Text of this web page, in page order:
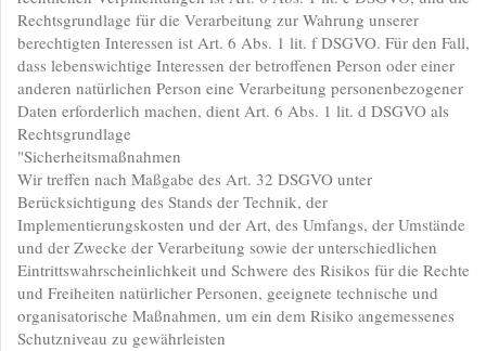
Rechtsgrundlage für die Verarbeitung zur Wahrung unserer
berechtigten Interessen ist Art. 6 Abs. 1 lit. f DSGVO. Für den Fall,
dass lebenswichtige Interessen der betroffenen Person oder einer
anderen natürlichen Person eine Verarbeitung personenbezogener
Daten erforderlich machen, dient Art. 6 Abs. 1 lit. d DSGVO als
Rechtsgrundlage
"Sicherheitsmaßnahmen
Wir treffen nach Maßgabe des Art. 32 DSGVO unter
Berücksichtigung des Stands der Technik, der
Implementierungskosten und der Art, des Umfangs, der Umstände
und der Zwecke der Verarbeitung sowie der unterschiedlichen
Eintrittswahrscheinlichkeit und Schwere des Risikos für die Rechte
und Freiheiten natürlicher Personen, geeignete technische und
organisatorische Maßnahmen, um ein dem Risiko angemessenes
Schutzniveau zu gewährleisten